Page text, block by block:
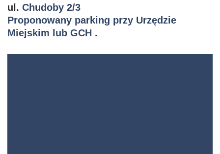
ul. Chudoby 2/3
Proponowany parking przy Urzędzie
Miejskim lub GCH .